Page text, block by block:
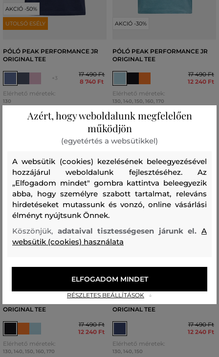
AKCIÓ -50%
UTOLSÓ ESÉLY
PÓLÓ PEAK PERFORMANCE JR
ORIGINAL TEE
+3
17 490 Ft
8 740 Ft
Elérhető méretek:
130
AKCIÓ -30%
PÓLÓ PEAK PERFORMANCE JR
ORIGINAL TEE
17 490 Ft
12 240 Ft
Elérhető méretek:
130, 140, 150, 160, 170
ORIGINAL TEE
17 490 Ft
12 240 Ft
Elérhető méretek:
130, 140, 150, 160, 170
ORIGINAL TEE
17 490 Ft
12 240 Ft
Elérhető méretek:
130, 140, 150
Azért, hogy weboldalunk megfelelően
működjön
(egyetértés a websütikkel)
A websütik (cookies) kezelésének beleegyezésével
hozzájárul weboldalunk fejlesztéséhez. Az
„Elfogadom mindet" gombra kattintva beleegyezik
abba, hogy személyre szabott tartalmat, releváns
hirdetéseket mutassunk és vonzó, online vásárlási
élményt nyújtsunk Önnek.
Köszönjük, adataival tisztességesen járunk el.A
websütik (cookies) használata
RÉSZLETES BEÁLLÍTÁSOK
ELFOGADOM MINDET